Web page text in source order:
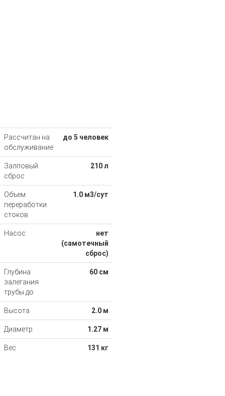
Рассчитан на
обслуживание
до 5 человек
Залповый
сброс
210 л
Объем
переработки
стоков
1.0 м3/сут
Насос
нет
(самотечный
сброс)
Глубина
залегания
трубы до
60 см
Высота 2.0 м
Диаметр 1.27 м
Вес 131 кг